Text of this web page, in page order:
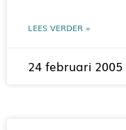
LEES VERDER »
24 februari 2005